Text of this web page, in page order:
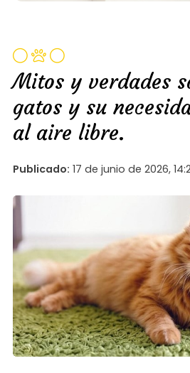
Mitos y verdades
gatos y su
al aire libre.
Publicado: 17 de junio de 2026,